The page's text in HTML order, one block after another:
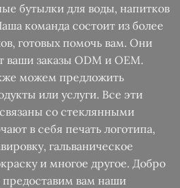
бутылки для воды, напитков
команда состоит из более
готовых помочь вам. Они
ваши заказы ODM и OEM.
можем предложить
или услуги. Все эти
со стеклянными
в себя печать логотипа,
гальваническое
и многое другое. Добро
вам наши